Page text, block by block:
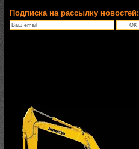
Подписка на рассылку новостей: